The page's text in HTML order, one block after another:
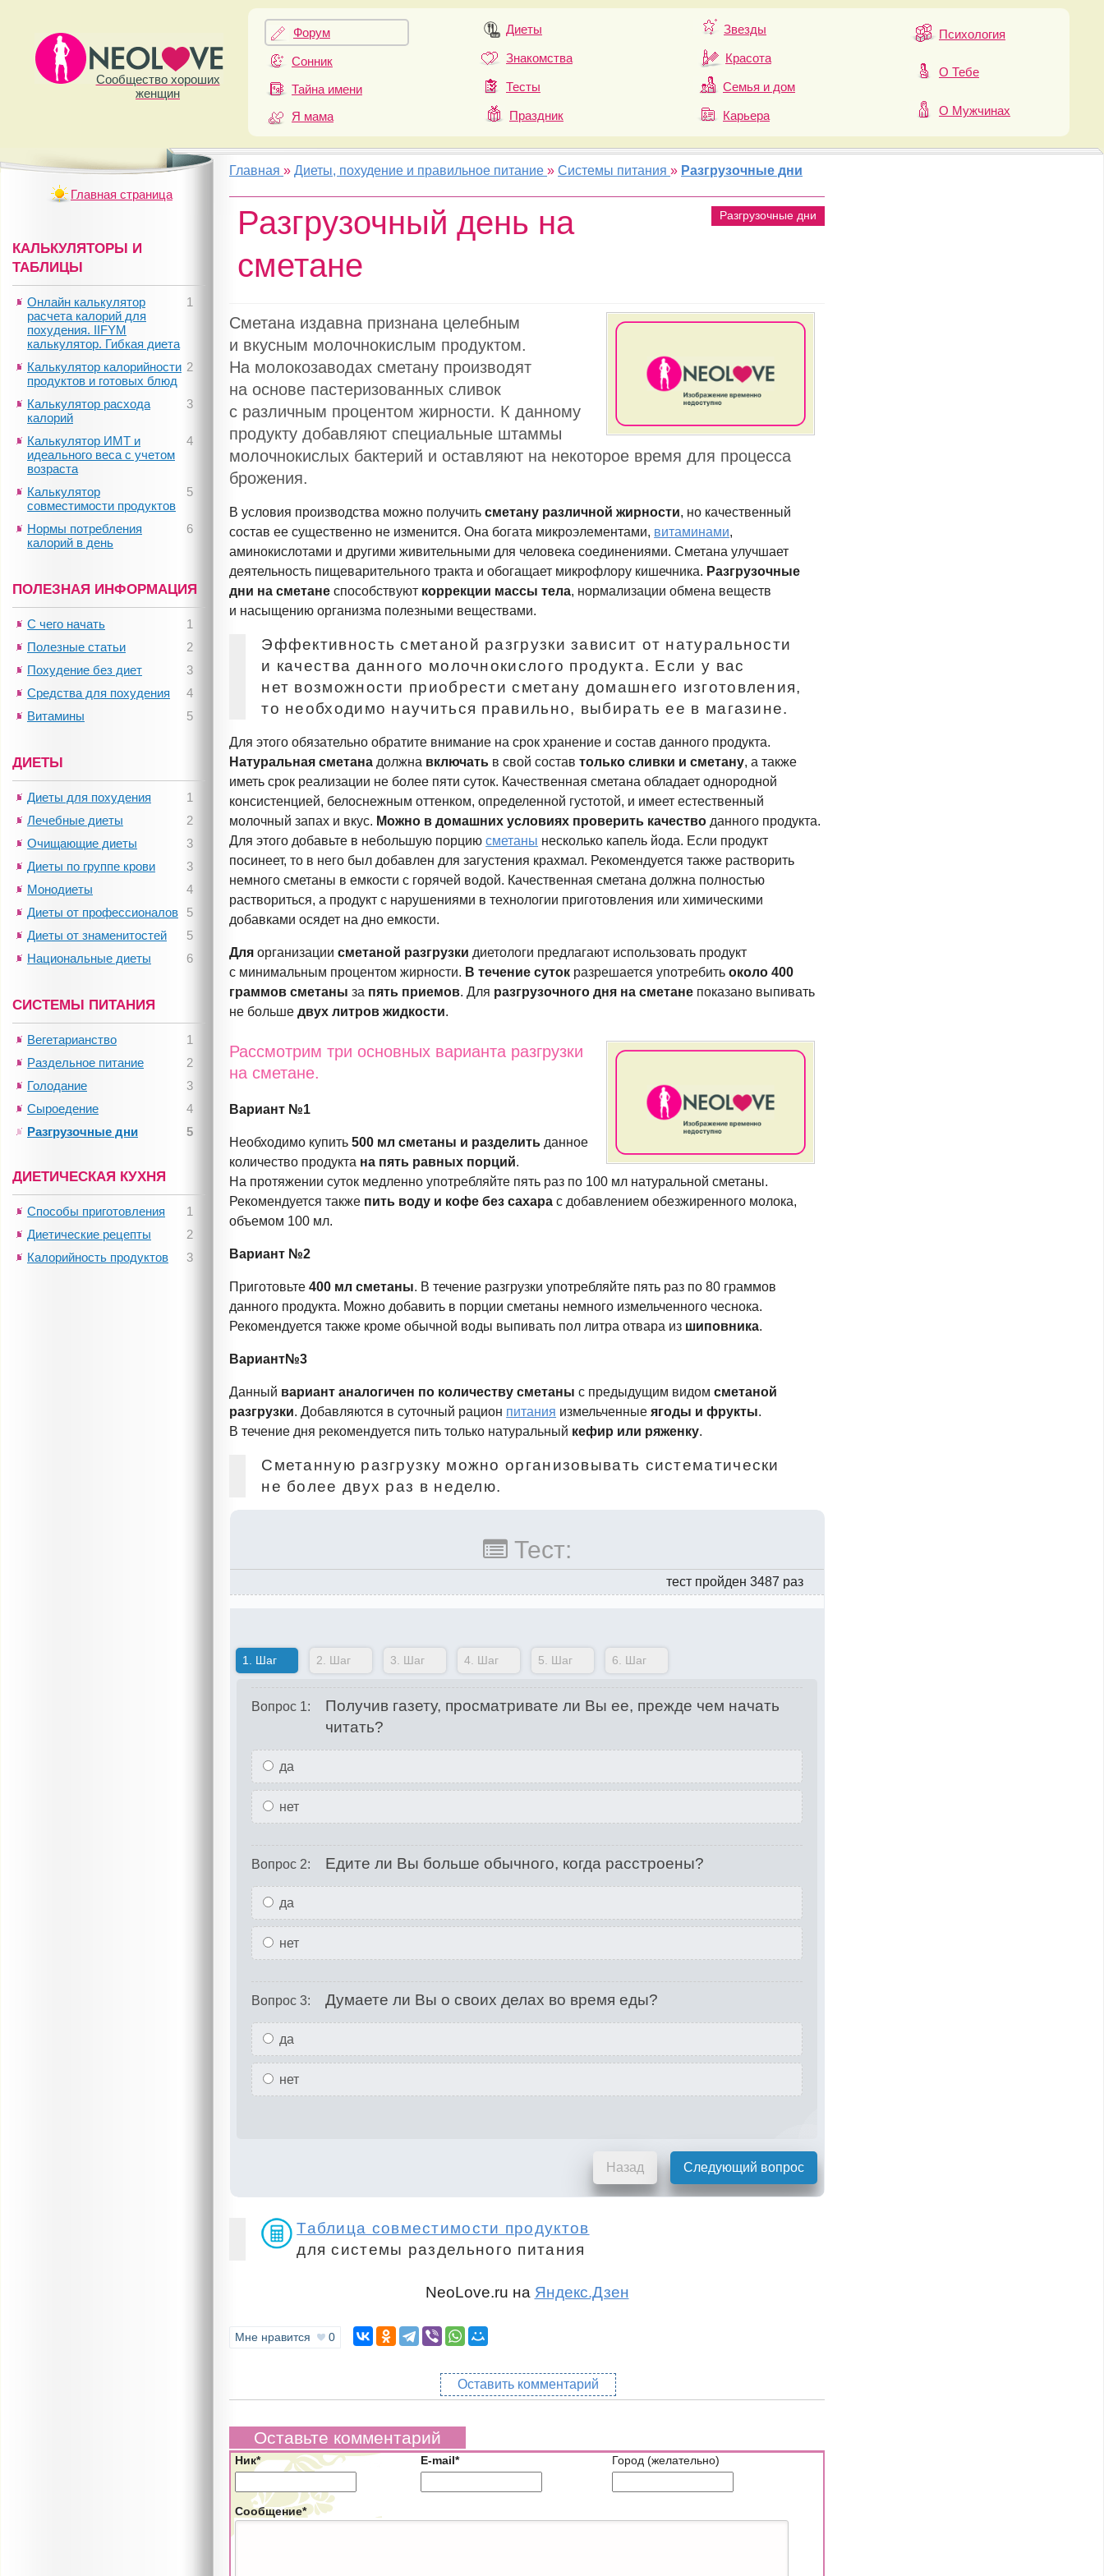
Сообщество хороших
женщин
Форум
Сонник
Тайна имени
Я мама
Диеты
Знакомства
Тесты
Праздник
Звезды
Красота
Семья и дом
Карьера
Психология
О Тебе
О Мужчинах
Главная »Диеты, похудение и правильное питание »Системы питания » Разгрузочные дни
Разгрузочные дни
Разгрузочный день на
сметане
Сметана издавна признана целебным
и вкусным молочнокислым продуктом.
На молокозаводах сметану производят
на основе пастеризованных сливок
с различным процентом жирности. К данному
продукту добавляют специальные штаммы
молочнокислых бактерий и оставляют на некоторое время для процесса
брожения.
В условия производства можно получитьсметану различной жирности, но качественный
состав ее существенно не изменится. Она богата микроэлементами, витаминами,
аминокислотами и другими живительными для человека соединениями. Сметана улучшает
деятельность пищеварительного тракта и обогащает микрофлору кишечника. Разгрузочные
дни на сметане способствуют коррекции массы тела, нормализации обмена веществ
и насыщению организма полезными веществами.
Эффективность сметаной разгрузки зависит от натуральности
и качества данного молочнокислого продукта. Если у вас
нет возможности приобрести сметану домашнего изготовления,
то необходимо научиться правильно, выбирать ее в магазине.
Для этого обязательно обратите внимание на срок хранение и состав данного продукта.
Натуральная сметана должна включать в свой составтолько сливки и сметану, а также
иметь срок реализации не более пяти суток. Качественная сметана обладает однородной
консистенцией, белоснежным оттенком, определенной густотой, и имеет естественный
молочный запах и вкус. Можно в домашних условиях проверить качество данного продукта.
Для этого добавьте в небольшую порциюсметаны несколько капель йода. Если продукт
посинеет, то в него был добавлен для загустения крахмал. Рекомендуется также растворить
немного сметаны в емкости с горячей водой. Качественная сметана должна полностью
раствориться, а продукт с нарушениями в технологии приготовления или химическими
добавками осядет на дно емкости.
Дляорганизациисметаной разгрузки диетологи предлагают использовать продукт
с минимальным процентом жирности. В течение суток разрешается употребитьоколо 400
граммов сметаны за пять приемов. Для разгрузочного дня на сметане показано выпивать
не большедвух литров жидкости.
Рассмотрим три основных варианта разгрузки
на сметане.
Вариант №1
Необходимо купить500 мл сметаны и разделить данное
количество продукта на пять равных порций.
На протяжении суток медленно употребляйте пять раз по 100 мл натуральной сметаны.
Рекомендуется также пить воду и кофе без сахара с добавлением обезжиренного молока,
объемом 100 мл.
Вариант №2
Приготовьте400 мл сметаны. В течение разгрузки употребляйте пять раз по 80 граммов
данного продукта. Можно добавить в порции сметаны немного измельченного чеснока.
Рекомендуется также кроме обычной воды выпивать пол литра отвара из шиповника.
Вариант№3
Данный вариант аналогичен по количеству сметаны с предыдущим видомсметаной
разгрузки. Добавляются в суточный рацион питания измельченныеягоды и фрукты.
В течение дня рекомендуется пить только натуральный кефир или ряженку.
Сметанную разгрузку можно организовывать систематически
не более двух раз в неделю.
Тест:
тест пройден 3487 раз
1. Шаг 2. Шаг 3. Шаг 4. Шаг 5. Шаг 6. Шаг
Вопрос 1:
Получив газету, просматривате ли Вы ее, прежде чем начать
читать?
да
нет
Вопрос 2: Едите ли Вы больше обычного, когда расстроены?
да
нет
Вопрос 3: Думаете ли Вы о своих делах во время еды?
да
нет
Назад Следующий вопрос
Таблица совместимости продуктов
для системы раздельного питания
NeoLove.ru на Яндекс.Дзен
Мне нравится 0
Оставить комментарий
Оставьте комментарий
Ник* E-mail* Город (желательно)
Сообщение*
Главная страница
КАЛЬКУЛЯТОРЫ И
ТАБЛИЦЫ
1
Онлайн калькулятор
расчета калорий для
похудения. IIFYM
калькулятор. Гибкая диета
2
Калькулятор калорийности
продуктов и готовых блюд
3
Калькулятор расхода
калорий
4
Калькулятор ИМТ и
идеального веса с учетом
возраста
5
Калькулятор
совместимости продуктов
6
Нормы потребления
калорий в день
ПОЛЕЗНАЯ ИНФОРМАЦИЯ
1
С чего начать
2
Полезные статьи
3
Похудение без диет
4
Средства для похудения
5
Витамины
ДИЕТЫ
1
Диеты для похудения
2
Лечебные диеты
3
Очищающие диеты
3
Диеты по группе крови
4
Монодиеты
5
Диеты от профессионалов
5
Диеты от знаменитостей
6
Национальные диеты
СИСТЕМЫ ПИТАНИЯ
1
Вегетарианство
2
Раздельное питание
3
Голодание
4
Сыроедение
5
Разгрузочные дни
ДИЕТИЧЕСКАЯ КУХНЯ
1
Способы приготовления
2
Диетические рецепты
3
Калорийность продуктов